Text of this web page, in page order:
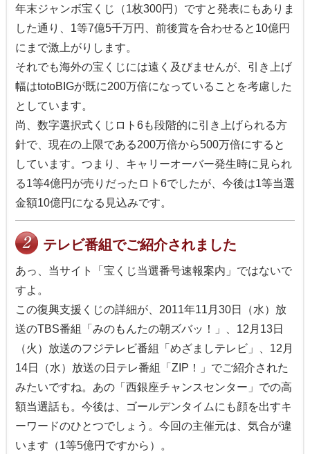
年末ジャンボ宝くじ（1枚300円）ですと発表にもありま
した通り、1等7億5千万円、前後賞を合わせると10億円
にまで激上がりします。
それでも海外の宝くじには遠く及びませんが、引き上げ
幅はtotoBIGが既に200万倍になっていることを考慮した
としています。
尚、数字選択式くじロト6も段階的に引き上げられる方
針で、現在の上限である200万倍から500万倍にすると
しています。つまり、キャリーオーバー発生時に見られ
る1等4億円が売りだったロト6でしたが、今後は1等当選
金額10億円になる見込みです。
テレビ番組でご紹介されました
あっ、当サイト「宝くじ当選番号速報案内」ではないで
すよ。
この復興支援くじの詳細が、2011年11月30日（水）放
送のTBS番組「みのもんたの朝ズバッ！」、12月13日
（火）放送のフジテレビ番組「めざましテレビ」、12月
14日（水）放送の日テレ番組「ZIP！」でご紹介された
みたいですね。あの「西銀座チャンスセンター」での高
額当選話も。今後は、ゴールデンタイムにも顔を出すキ
ーワードのひとつでしょう。今回の主催元は、気合が違
います（1等5億円ですから）。